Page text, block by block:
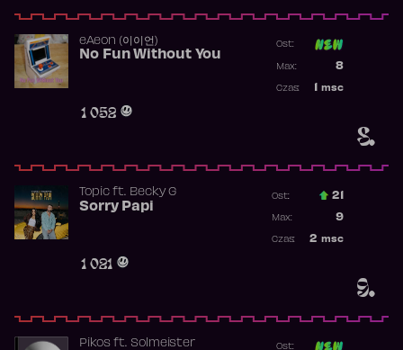
8.
​eAeon (이이언)
No Fun Without You
1 052
Ost:
8
Max:
msc
Czas:
9.
Topicft. Becky G
Sorry Papi
1 021
Ost.: 21
9
Max:
2 msc
Czas:
Pikosft. Solmeister Ost: